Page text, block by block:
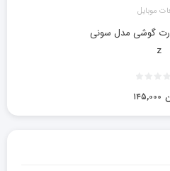
موبایل
گوشی مدل سونی
z
۱۴۵,۰۰۰